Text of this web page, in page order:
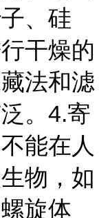
、硅
干燥的
法和滤
。 4.寄
能在人
物，如
旋体